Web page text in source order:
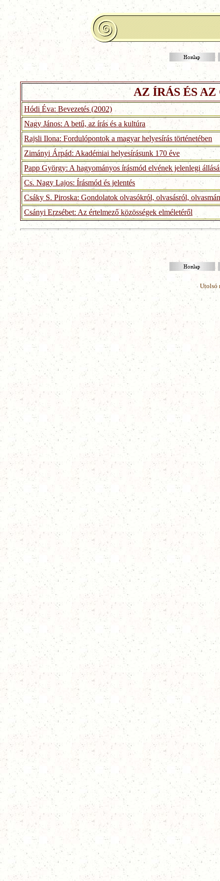
AZ ÍRÁS ÉS AZ
Hódi Éva: Bevezetés (2002)
Nagy János: A betű, az írás és a kultúra
Rajsli Ilona: Fordulópontok a magyar helyesírás történetében
Zimányi Árpád: Akadémiai helyesírásunk 170 éve
Papp György: A hagyományos írásmód elvének jelenlegi
Cs. Nagy Lajos: Írásmód és jelentés
Csáky S. Piroska: Gondolatok olvasókról, olvasásról,
Csányi Erzsébet: Az értelmező közösségek elméletéről
Utolsó